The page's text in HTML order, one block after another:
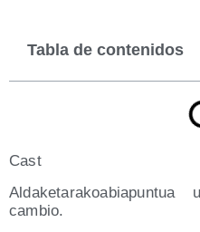
Tabla de contenidos
Cast
cambio.